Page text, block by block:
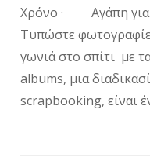
Χρόνο · Αγάπη για
Τυπώστε
γωνιά στο σπίτι με
albums, μια
scrapbooking, είναι